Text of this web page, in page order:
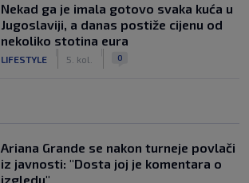
Nekad ga je imala gotovo svaka kuća u
Jugoslaviji, a danas postiže cijenu od
nekoliko stotina eura
LIFESTYLE 5. kol. 0
Ariana Grande se nakon turneje povlači
iz javnosti: "Dosta joj je komentara o
izgledu"